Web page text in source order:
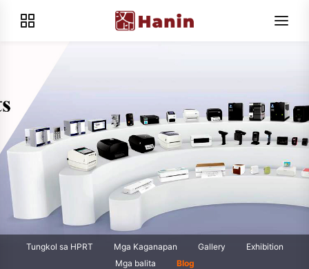
Tungkol sa HPRT Mga Kaganapan Gallery
Exhibition
Mga balita
Blog